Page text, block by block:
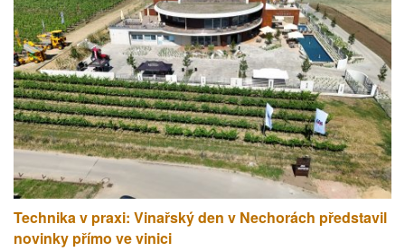
Technika v praxi: Vinařský den v Nechorách představil
novinky přímo ve vinici